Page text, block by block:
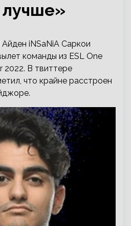
лучше»
iNSaNiA Саркои
команды из ESL One
2022. В твиттере
что крайне расстроен